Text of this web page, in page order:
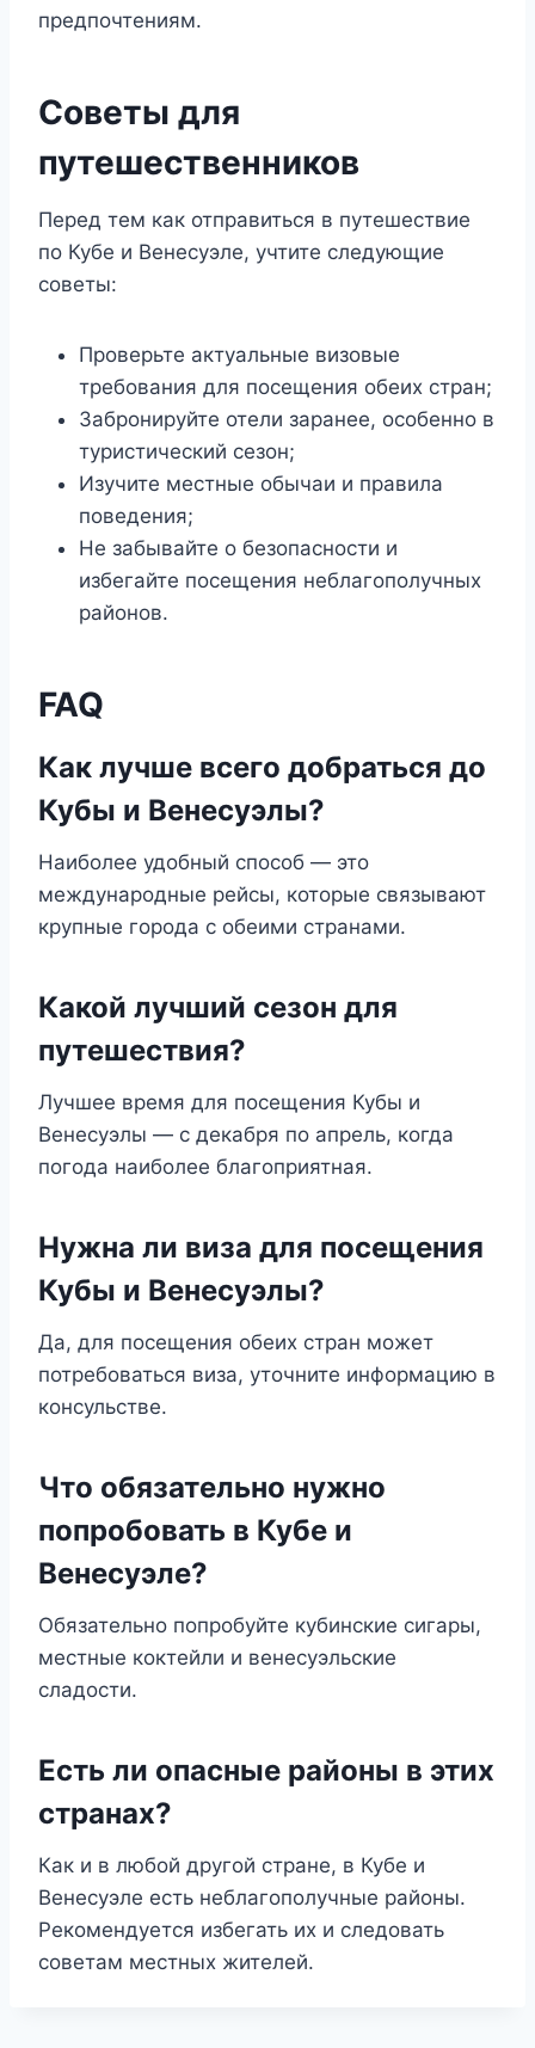
предпочтениям.
Советы для
путешественников
Перед тем как отправиться в путешествие
по Кубе и Венесуэле, учтите следующие
советы:
Проверьте актуальные визовые
требования для посещения обеих стран;
Забронируйте отели заранее, особенно в
туристический сезон;
Изучите местные обычаи и правила
поведения;
Не забывайте о безопасности и
избегайте посещения неблагополучных
районов.
FAQ
Как лучше всего добраться до
Кубы и Венесуэлы?
Наиболее удобный способ — это
международные рейсы, которые связывают
крупные города с обеими странами.
Какой лучший сезон для
путешествия?
Лучшее время для посещения Кубы и
Венесуэлы — с декабря по апрель, когда
погода наиболее благоприятная.
Нужна ли виза для посещения
Кубы и Венесуэлы?
Да, для посещения обеих стран может
потребоваться виза, уточните информацию в
консульстве.
Что обязательно нужно
попробовать в Кубе и
Венесуэле?
Обязательно попробуйте кубинские сигары,
местные коктейли и венесуэльские
сладости.
Есть ли опасные районы в этих
странах?
Как и в любой другой стране, в Кубе и
Венесуэле есть неблагополучные районы.
Рекомендуется избегать их и следовать
советам местных жителей.